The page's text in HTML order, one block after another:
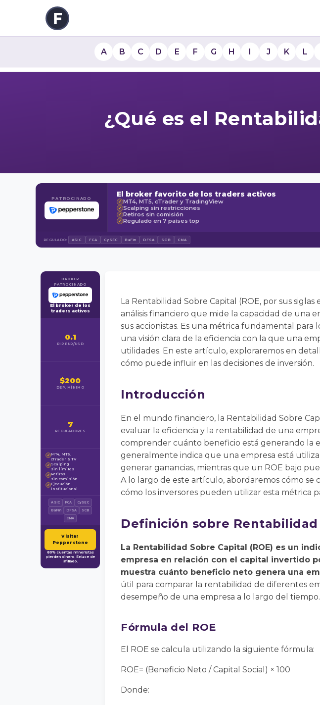
A B C D E F G H I J K L
¿Qué es el
PATROCINADO El broker favorito de los traders activos
✓ MT4, MT5, cTrader y TradingView
✓ Scalping sin restricciones
✓ Retiros sin comisión
✓ Regulado en 7 países top
REGULADO: ASIC FCA CySEC BaFin DFSA SCB CMA
BROKER
PATROCINADO
El broker de los
traders activos
0.1
PIP EUR/USD
$200
DEP. MÍNIMO
7
REGULADORES
✓ MT4, MT5,
cTrader & TV
✓ Scalping
sin límites
✓ Retiros
sin comisión
✓ Ejecución
institucional
ASIC FCA
CySEC
BaFin
DFSA
SCB
CMA
Visitar
Pepperstone
80% cuentas minoristas
pierden dinero. Enlace de
afiliado.
La Rentabilidad Sobre Capital (ROE, por sus
análisis financiero que mide la capacidad de una
sus accionistas. Es una métrica fundamental para
una visión clara de la eficiencia con la que una
utilidades. En este artículo, exploraremos en
cómo puede influir en las decisiones de inversión.
Introducción
En el mundo financiero, la Rentabilidad Sobre
evaluar la eficiencia y la rentabilidad de una
comprender cuánto beneficio está generando la
generalmente indica que una empresa está
generar ganancias, mientras que un ROE bajo
A lo largo de este artículo, abordaremos cómo se
cómo los inversores pueden utilizar esta métrica
Definición sobre Rentabilidad
La Rentabilidad Sobre Capital (ROE) es un
empresa en relación con el capital invertido
muestra cuánto beneficio neto genera una
útil para comparar la rentabilidad de diferentes
desempeño de una empresa a lo largo del tiempo.
Fórmula del ROE
El ROE se calcula utilizando la siguiente fórmula:
ROE= (Beneficio Neto / Capital Social) × 100
Donde: